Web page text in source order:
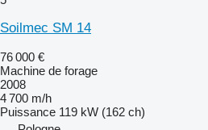
Soilmec SM 14
76 000 €
Machine de forage
2008
4 700 m/h
Puissance 119 kW (162 ch)